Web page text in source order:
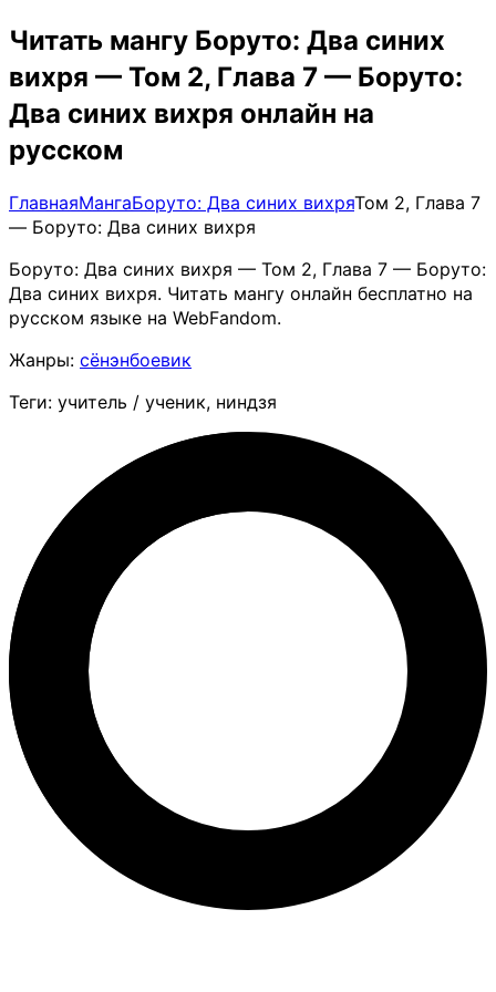
Читать мангу Боруто: Два синих
вихря — Том 2, Глава 7 — Боруто:
Два синих вихря онлайн на
русском
ГлавнаяМангаБоруто: Два синих вихряТом 2, Глава 7
— Боруто: Два синих вихря
Боруто: Два синих вихря — Том 2, Глава 7 — Боруто:
Два синих вихря. Читать мангу онлайн бесплатно на
русском языке на WebFandom.
Жанры: сёнэнбоевик
Теги: учитель / ученик, ниндзя